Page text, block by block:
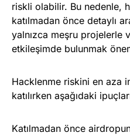
riskli olabilir. Bu nedenle,
katılmadan önce detaylı
yalnızca meşru projelerle
etkileşimde bulunmak
Hacklenme riskini en aza
katılırken aşağıdaki
Katılmadan önce